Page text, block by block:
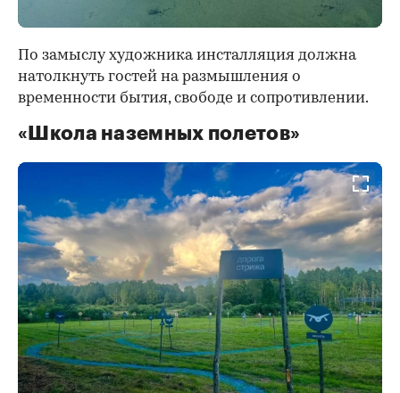
По замыслу художника инсталляция должна
натолкнуть гостей на размышления о
временности бытия, свободе и сопротивлении.
«Школа наземных полетов»